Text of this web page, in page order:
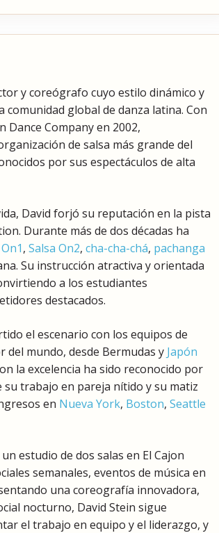
y coreógrafo cuyo estilo dinámico y
global de danza latina. Con
Company en 2002,
de salsa más grande del
por sus espectáculos de alta
David forjó su reputación en la pista
Durante más de dos décadas ha
, Salsa On2, cha-cha-chá, pachanga
Su instrucción atractiva y orientada
a los estudiantes
destacados.
el escenario con los equipos de
del mundo, desde Bermudas y Japón
la excelencia ha sido reconocido por
su trabajo en pareja nítido y su matiz
en Nueva York, Boston, Seattle
estudio de dos salas en El Cajon
semanales, eventos de música en
una coreografía innovadora,
nocturno, David Stein sigue
el trabajo en equipo y el liderazgo, y